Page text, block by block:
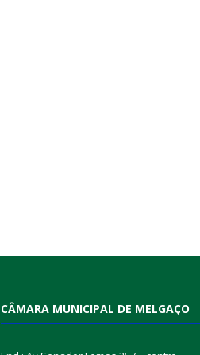
CÂMARA MUNICIPAL DE MELGAÇO